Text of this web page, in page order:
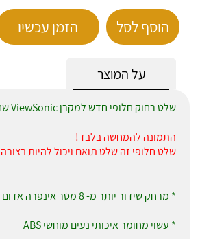
הוסף לסל הזמן עכשיו
על המוצר
שלט רחוק חלופי חדש למקרן ViewSonic שחור.
התמונה להמחשה בלבד!
שלט חלופי זה שלט תואם ויכול להיות
* מרחק שידור יותר מ- 8 מטר אינפרה אדום
* עשוי מחומר איכותי נעים מוחשי ABS